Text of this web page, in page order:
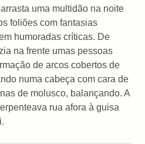
uma multidão na noite
foliões com fantasias
humoradas críticas. De
na frente umas pessoas
de arcos cobertos de
numa cabeça com cara de
de molusco, balançando. A
rua afora à guisa